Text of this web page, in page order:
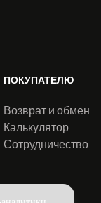
ПОКУПАТЕЛЮ
Возврат и обмен
Калькулятор
Сотрудничество